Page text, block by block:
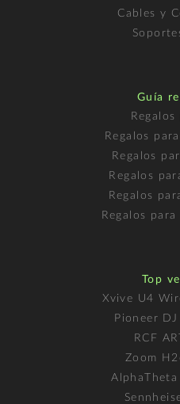
Cables y
Guía
Regalos
Regalos
Regalos
Regalos
Regalos
Regalos
Top
Xvive U4
Pioneer
RCF
Zoom
AlphaTheta